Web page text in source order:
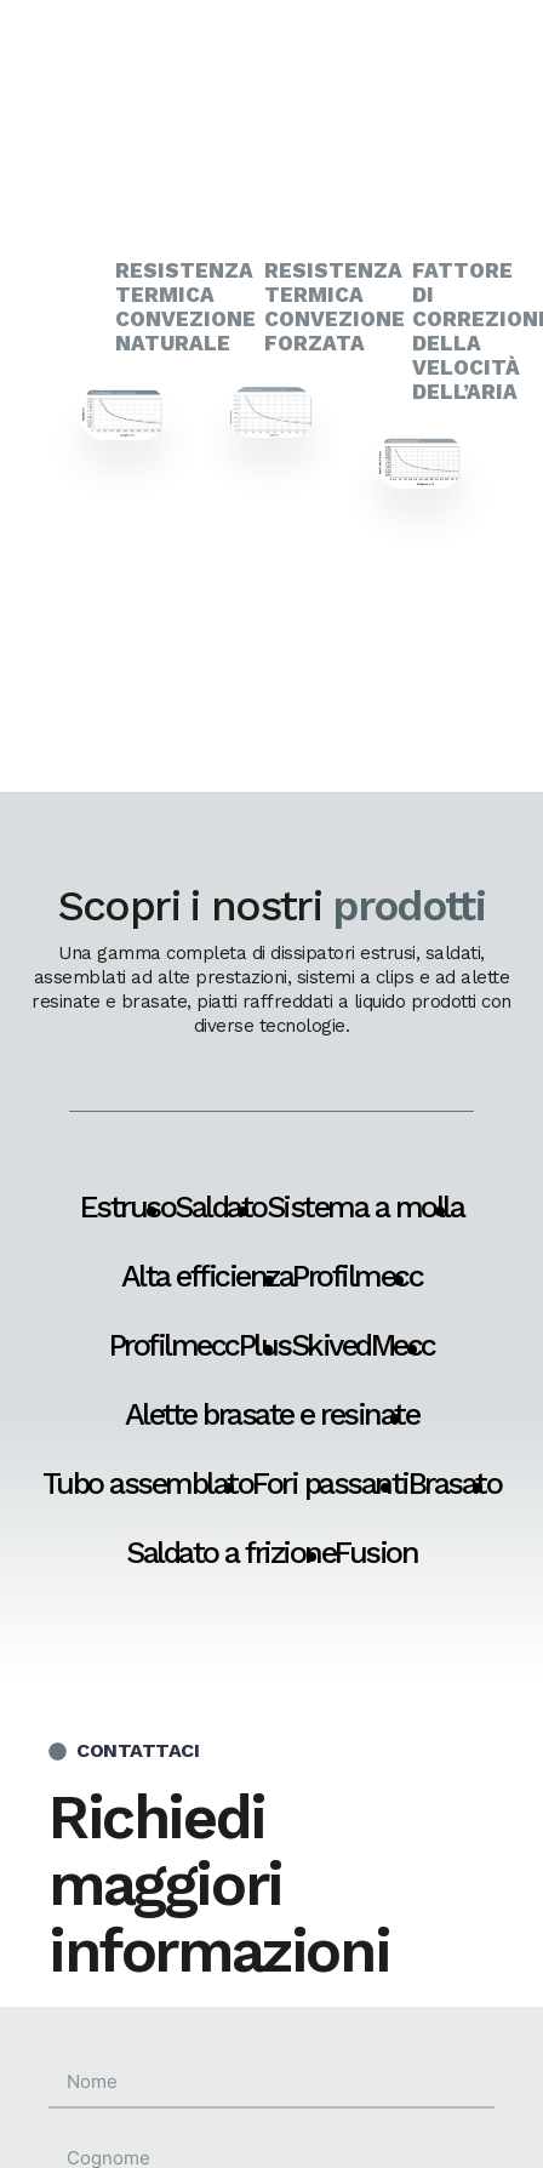
RESISTENZA
TERMICA
CONVEZIONE
NATURALE
RESISTENZA
TERMICA
CONVEZIONE
FORZATA
FATTORE
DI
DELLA
VELOCITÀ
DELL’ARIA
Scopri i nostri prodotti
Una gamma completa di dissipatori estrusi, saldati,
assemblati ad alte prestazioni, sistemi a clips e ad alette
resinate e brasate, piatti raffreddati a liquido prodotti con
diverse tecnologie.
EstrusoSaldatoSistema a molla
Alta efficienzaProfilmecc
ProfilmeccPlusSkivedMecc
Alette brasate e resinate
Tubo assemblatoFori passantiBrasato
Saldato a frizioneFusion
CONTATTACI
Richiedi
maggiori
informazioni